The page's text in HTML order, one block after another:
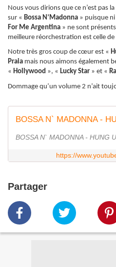
Nous vous dirions que ce n’est pas
sur « Bossa N’Madonna » puisque ni
For Me Argentina » ne sont
meilleure réorchestration est celle de
Notre très gros coup de cœur est «
Praia mais nous aimons également
« Hollywood », « Lucky Star » et «
Dommage qu’un volume 2 n’ait
BOSSA N` MADONNA -
BOSSA N` MADONNA - HUNG
https://
Partager